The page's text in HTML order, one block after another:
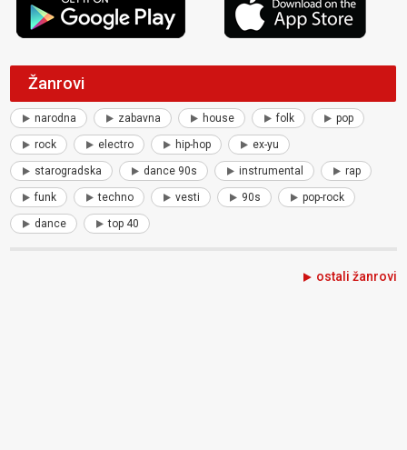
Žanrovi
narodna zabavna house folk pop
rock electro hip-hop ex-yu
starogradska dance 90s instrumental rap
funk techno vesti 90s pop-rock
dance top 40
ostali žanrovi